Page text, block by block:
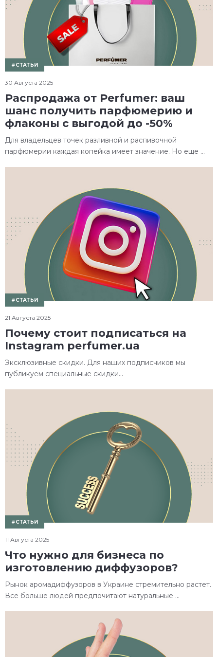
#СТАТЬИ
30 Августа 2025
Распродажа от Perfumer: ваш
шанс получить парфюмерию и
флаконы с выгодой до -50%
Для владельцев точек разливной и распивочной
парфюмерии каждая копейка имеет значение. Но еще ...
#СТАТЬИ
21 Августа 2025
Почему стоит подписаться на
Instagram perfumer.ua
Эксклюзивные скидки. Для наших подписчиков мы
публикуем специальные скидки...
#СТАТЬИ
11 Августа 2025
Что нужно для бизнеса по
изготовлению диффузоров?
Рынок аромадиффузоров в Украине стремительно растет.
Все больше людей предпочитают натуральные ...